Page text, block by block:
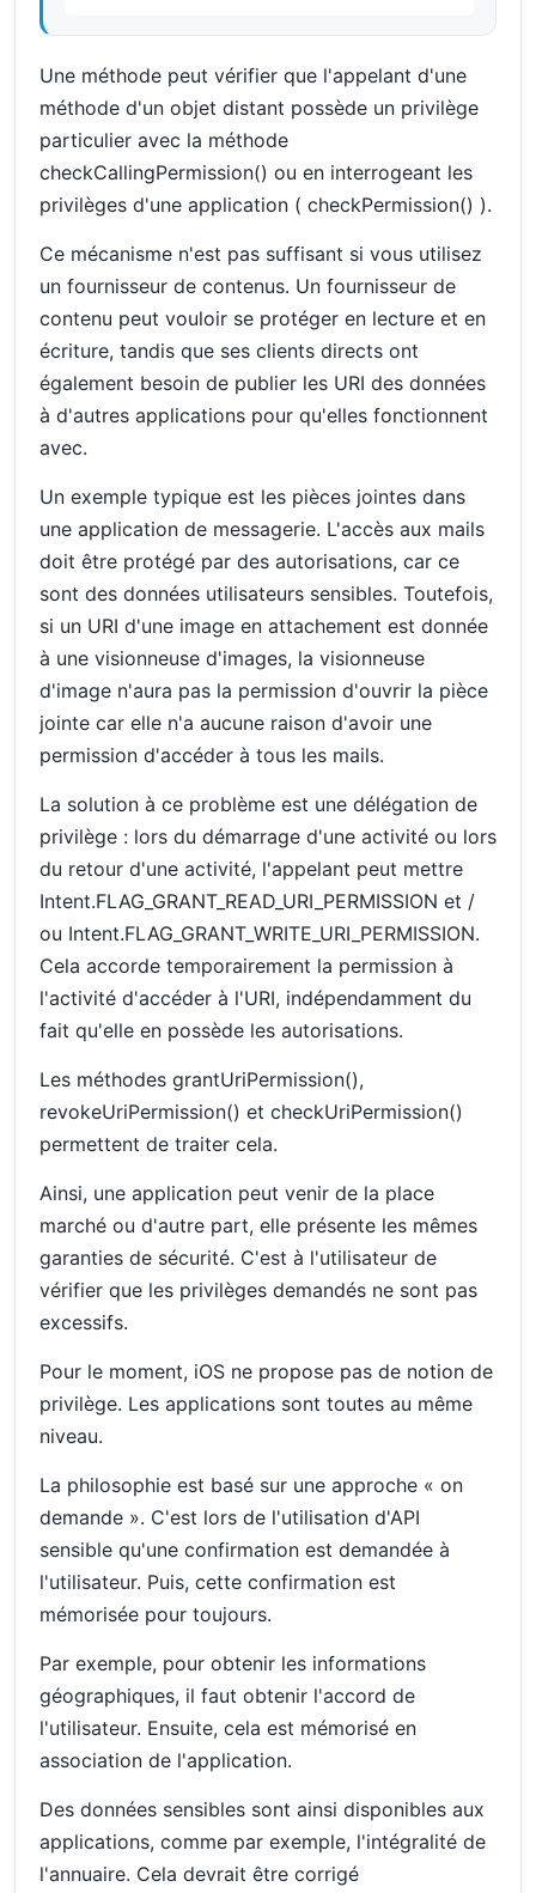
Une méthode peut vérifier que l'appelant d'une
méthode d'un objet distant possède un privilège
particulier avec la méthode
checkCallingPermission() ou en interrogeant les
privilèges d'une application ( checkPermission() ).
Ce mécanisme n'est pas suffisant si vous utilisez
un fournisseur de contenus. Un fournisseur de
contenu peut vouloir se protéger en lecture et en
écriture, tandis que ses clients directs ont
également besoin de publier les URI des données
à d'autres applications pour qu'elles fonctionnent
avec.
Un exemple typique est les pièces jointes dans
une application de messagerie. L'accès aux mails
doit être protégé par des autorisations, car ce
sont des données utilisateurs sensibles. Toutefois,
si un URI d'une image en attachement est donnée
à une visionneuse d'images, la visionneuse
d'image n'aura pas la permission d'ouvrir la pièce
jointe car elle n'a aucune raison d'avoir une
permission d'accéder à tous les mails.
La solution à ce problème est une délégation de
privilège : lors du démarrage d'une activité ou lors
du retour d'une activité, l'appelant peut mettre
Intent.FLAG_GRANT_READ_URI_PERMISSION et /
ou Intent.FLAG_GRANT_WRITE_URI_PERMISSION.
Cela accorde temporairement la permission à
l'activité d'accéder à l'URI, indépendamment du
fait qu'elle en possède les autorisations.
Les méthodes grantUriPermission(),
revokeUriPermission() et checkUriPermission()
permettent de traiter cela.
Ainsi, une application peut venir de la place
marché ou d'autre part, elle présente les mêmes
garanties de sécurité. C'est à l'utilisateur de
vérifier que les privilèges demandés ne sont pas
excessifs.
Pour le moment, iOS ne propose pas de notion de
privilège. Les applications sont toutes au même
niveau.
La philosophie est basé sur une approche « on
demande ». C'est lors de l'utilisation d'API
sensible qu'une confirmation est demandée à
l'utilisateur. Puis, cette confirmation est
mémorisée pour toujours.
Par exemple, pour obtenir les informations
géographiques, il faut obtenir l'accord de
l'utilisateur. Ensuite, cela est mémorisé en
association de l'application.
Des données sensibles sont ainsi disponibles aux
applications, comme par exemple, l'intégralité de
l'annuaire. Cela devrait être corrigé